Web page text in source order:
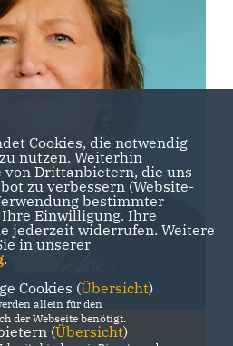
Cookies, die notwendig
nutzen. Weiterhin
von Drittanbietern, die uns
zu verbessern (Website-
bestimmter
Einwilligung. Ihre
jederzeit widerrufen. Weitere
in unserer
.
Cookies (Übersicht)
allein für den
der Webseite benötigt.
(Übersicht)